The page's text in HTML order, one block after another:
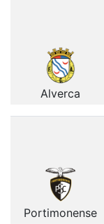
Alverca
Portimonense